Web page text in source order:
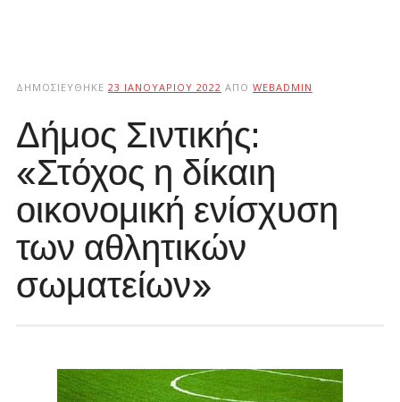
ΔΗΜΟΣΙΕΎΘΗΚΕ 23 ΙΑΝΟΥΑΡΊΟΥ 2022 ΑΠΌ WEBADMIN
Δήμος Σιντικής:
«Στόχος η δίκαιη
οικονομική ενίσχυση
των αθλητικών
σωματείων»